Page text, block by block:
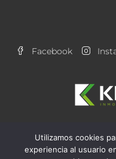
Facebook
Aviso de
Utilizamos cookies
experiencia al usuario